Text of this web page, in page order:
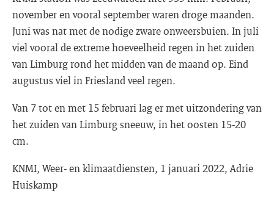
november en vooral september waren droge maanden.
Juni was nat met de nodige zware onweersbuien. In juli
viel vooral de extreme hoeveelheid regen in het zuiden
van Limburg rond het midden van de maand op. Eind
augustus viel in Friesland veel regen.
Van 7 tot en met 15 februari lag er met uitzondering van
het zuiden van Limburg sneeuw, in het oosten 15-20
cm.
KNMI, Weer- en klimaatdiensten, 1 januari 2022, Adrie
Huiskamp